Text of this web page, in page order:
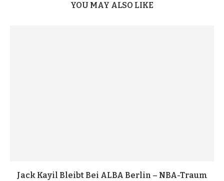
YOU MAY ALSO LIKE
Jack Kayil Bleibt Bei ALBA Berlin – NBA-Traum